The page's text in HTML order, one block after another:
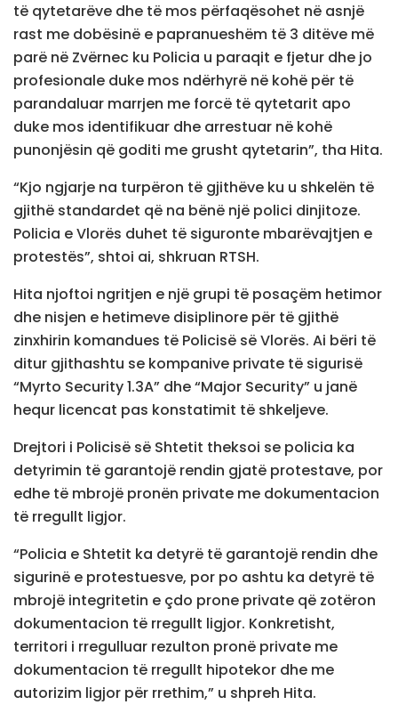
të qytetarëve dhe të mos përfaqësohet në asnjë
rast me dobësinë e papranueshëm të 3 ditëve më
parë në Zvërnec ku Policia u paraqit e fjetur dhe jo
profesionale duke mos ndërhyrë në kohë për të
parandaluar marrjen me forcë të qytetarit apo
duke mos identifikuar dhe arrestuar në kohë
punonjësin që goditi me grusht qytetarin”, tha Hita.
“Kjo ngjarje na turpëron të gjithëve ku u shkelën të
gjithë standardet që na bënë një polici dinjitoze.
Policia e Vlorës duhet të siguronte mbarëvajtjen e
protestës”, shtoi ai, shkruan RTSH.
Hita njoftoi ngritjen e një grupi të posaçëm hetimor
dhe nisjen e hetimeve disiplinore për të gjithë
zinxhirin komandues të Policisë së Vlorës. Ai bëri të
ditur gjithashtu se kompanive private të sigurisë
“Myrto Security 1.3A” dhe “Major Security” u janë
hequr licencat pas konstatimit të shkeljeve.
Drejtori i Policisë së Shtetit theksoi se policia ka
detyrimin të garantojë rendin gjatë protestave, por
edhe të mbrojë pronën private me dokumentacion
të rregullt ligjor.
“Policia e Shtetit ka detyrë të garantojë rendin dhe
sigurinë e protestuesve, por po ashtu ka detyrë të
mbrojë integritetin e çdo prone private që zotëron
dokumentacion të rregullt ligjor. Konkretisht,
territori i rregulluar rezulton pronë private me
dokumentacion të rregullt hipotekor dhe me
autorizim ligjor për rrethim,” u shpreh Hita.